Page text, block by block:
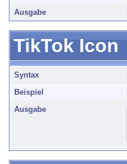
Ausgabe
TikTok Icon
Syntax
Beispiel
Ausgabe